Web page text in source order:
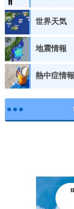
世界天気
地震情報
熱中症情報